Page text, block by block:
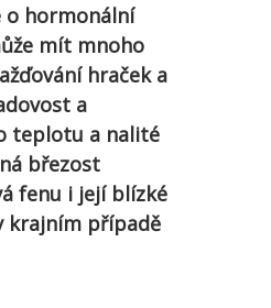
o hormonální
mít mnoho
hraček a
a
teplotu a nalité
březost
fenu i její blízké
krajním případě